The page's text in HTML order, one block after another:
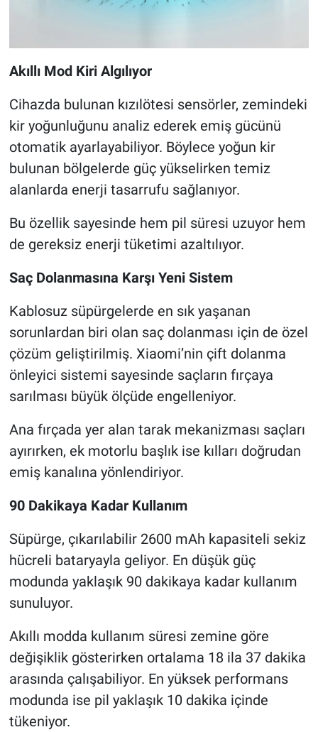
Akıllı Mod Kiri Algılıyor
Cihazda bulunan kızılötesi sensörler, zemindeki
kir yoğunluğunu analiz ederek emiş gücünü
otomatik ayarlayabiliyor. Böylece yoğun kir
bulunan bölgelerde güç yükselirken temiz
alanlarda enerji tasarrufu sağlanıyor.
Bu özellik sayesinde hem pil süresi uzuyor hem
de gereksiz enerji tüketimi azaltılıyor.
Saç Dolanmasına Karşı Yeni Sistem
Kablosuz süpürgelerde en sık yaşanan
sorunlardan biri olan saç dolanması için de özel
çözüm geliştirilmiş. Xiaomi’nin çift dolanma
önleyici sistemi sayesinde saçların fırçaya
sarılması büyük ölçüde engelleniyor.
Ana fırçada yer alan tarak mekanizması saçları
ayırırken, ek motorlu başlık ise kılları doğrudan
emiş kanalına yönlendiriyor.
90 Dakikaya Kadar Kullanım
Süpürge, çıkarılabilir 2600 mAh kapasiteli sekiz
hücreli bataryayla geliyor. En düşük güç
modunda yaklaşık 90 dakikaya kadar kullanım
sunuluyor.
Akıllı modda kullanım süresi zemine göre
değişiklik gösterirken ortalama 18 ila 37 dakika
arasında çalışabiliyor. En yüksek performans
modunda ise pil yaklaşık 10 dakika içinde
tükeniyor.